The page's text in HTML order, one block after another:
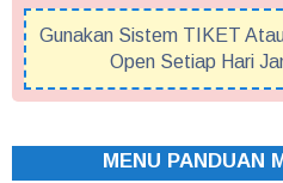
Gunakan Sistem TIKET
Open Setiap Hari
MENU PANDUAN